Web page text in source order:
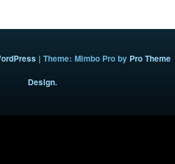
| Theme: Mimbo Pro by Pro Theme
Design.